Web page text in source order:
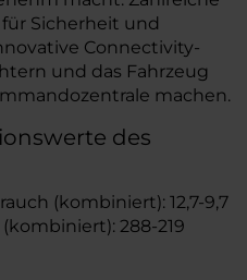
Sicherheit und
Connectivity-
und das Fahrzeug
machen.
des
(kombiniert): 12,7-9,7
288-219